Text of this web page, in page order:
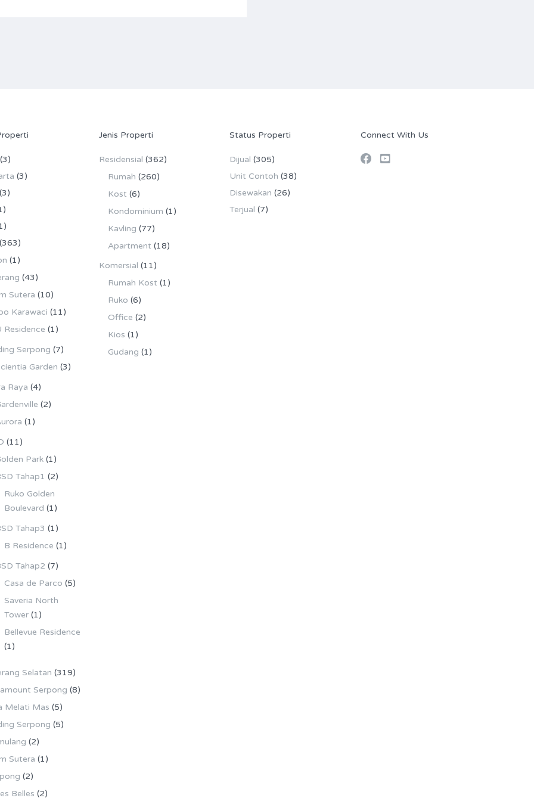
(3)
(3)
(3)
(363)
(1)
(43)
Sutera (10)
Karawaci (11)
Residence (1)
Serpong (7)
Garden (3)
Raya (4)
(2)
(1)
(11)
Park(1)
Tahap1 (2)
Ruko Golden
Boulevard (1)
Tahap3 (1)
B Residence (1)
Tahap2 (7)
Casa de Parco (5)
Saveria North
Tower(1)
Bellevue Residence
(1)
Selatan (319)
Serpong (8)
Melati Mas (5)
Serpong (5)
(2)
Sutera (1)
(2)
Belles (2)
Jenis Properti
Residensial (362)
Rumah (260)
Kost (6)
Kondominium (1)
Kavling (77)
Apartment (18)
Komersial (11)
Rumah Kost (1)
Ruko (6)
Office (2)
Kios (1)
Gudang (1)
Status Properti
Dijual (305)
Unit Contoh (38)
Disewakan (26)
Terjual (7)
Connect With Us